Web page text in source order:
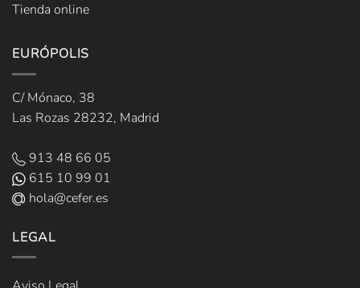
Tienda online
EURÓPOLIS
C/ Mónaco, 38
Las Rozas 28232, Madrid
913 48 66 05
615 10 99 01
hola@cefer.es
LEGAL